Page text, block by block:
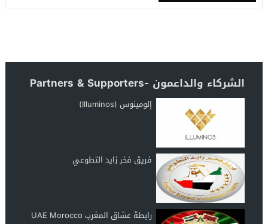
الشركاء والداعمون -Partners & Supporters
إلومينوس (Illuminos)
فريق فخر زايد التطوعي
رابطة عشاق المغرب UAE Morocco